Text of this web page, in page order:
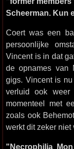
Scheerman. Kun
Coert was een
persoonlijke
Vincent is in dat
de opnames van
gigs. Vincent is
verluid ook weer
momenteel met
zoals ook
werkt dit zeker niet
"Necrophilia